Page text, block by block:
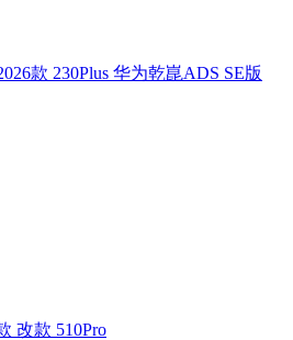
款 230Plus 华为乾崑ADS SE版
改款 510Pro